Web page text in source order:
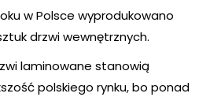
w Polsce wyprodukowano
drzwi wewnętrznych.
laminowane stanowią
polskiego rynku, bo ponad